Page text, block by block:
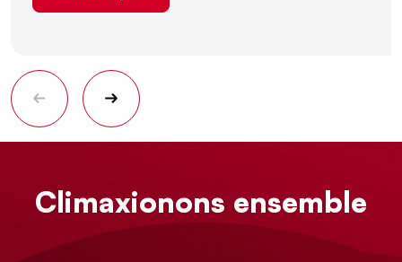
Climaxionons ensemble